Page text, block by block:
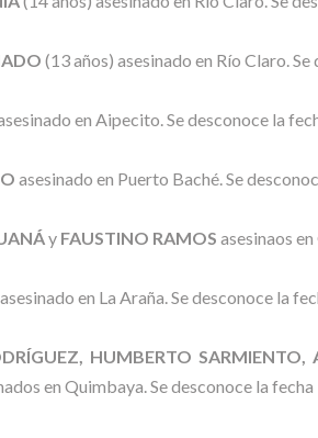
(13 años) asesinado en Río Claro.
en Aipecito. Se desconoce la
asesinado en Puerto Baché. Se
y FAUSTINO RAMOS asesinaos
asesinado en La Araña. Se desconoce la
HUMBERTO
en Quimbaya. Se desconoce la fecha